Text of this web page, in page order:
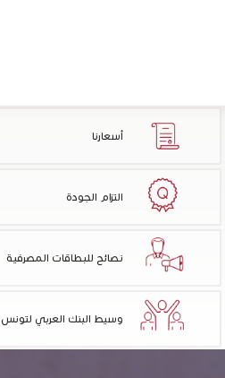
أسعارنا
التزام الجودة
نصائح للبطاقات المصرفية
وسيط البنك العربي لتونس